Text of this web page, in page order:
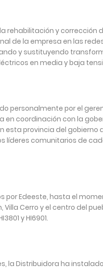
rehabilitación y corrección
de la empresa en las
y sustituyendo
en media y baja
personalmente por el
en coordinación con la
provincia del gobierno
líderes comunitarios de
por Edeeste, hasta el
Villa Cerro y el centro del
y HI6901.
la Distribuidora ha